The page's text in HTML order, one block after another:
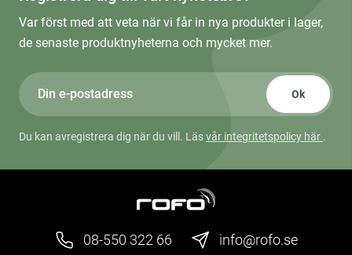
Var först med att veta när vi får in nya produkter i lager,
de senaste produktnyheterna och mycket mer.
Ok
Du kan avregistrera dig när du vill. Läsvår integritetspolicy här .
08-550 322 66 info@rofo.se